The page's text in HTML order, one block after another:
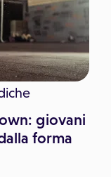
giovani
forma